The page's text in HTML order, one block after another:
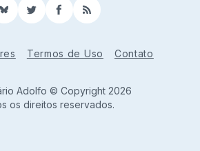
BlueSkyTwitterFacebook
RSS
Termos de Uso Contato
Adolfo © Copyright 2026
os direitos reservados.